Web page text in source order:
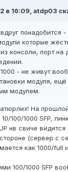
в 16:09, atdp03
понадобится -
которые
консоли, порт на
- не живут
модуля,
модулем.
На
100/1000 SFP,
нв свиче видится
(сервер с
как 1000/full
100/1000 SFP